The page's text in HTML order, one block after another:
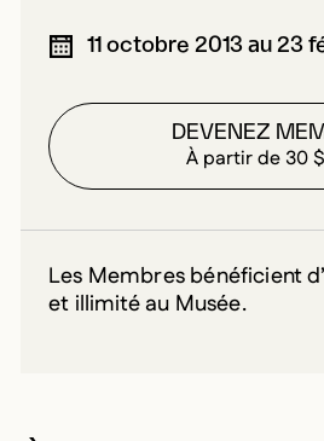
11 octobre 2013 au 23
DEVENEZ
À partir de 30
Les Membres bénéficient
et illimité au Musée.